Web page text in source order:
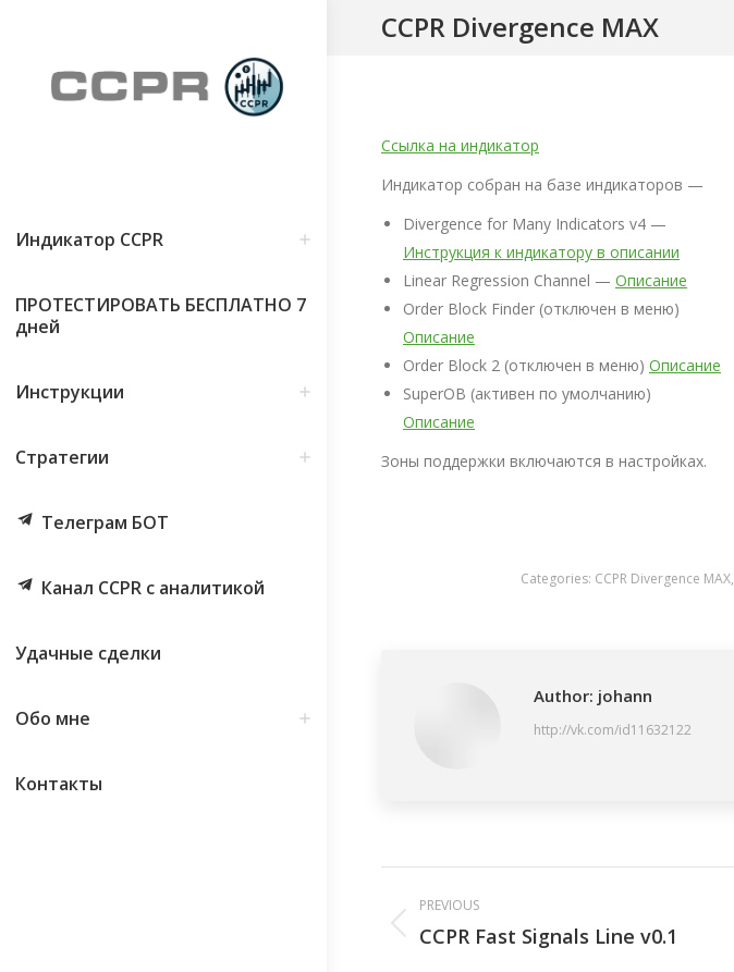
Индикатор CCPR
ПРОТЕСТИРОВАТЬ БЕСПЛАТНО 7
дней
Инструкции
Стратегии
Телеграм БОТ
Канал CCPR с аналитикой
Удачные сделки
Обо мне
Контакты
CCPR Divergence MAX
Ссылка на индикатор
Индикатор собран на базе индикаторов —
Divergence for Many Indicators v4 —
Инструкция к индикатору в описании
Linear Regression Channel — Описание
Order Block Finder (отключен в меню)
Описание
Order Block 2 (отключен в меню) Описание
SuperOB (активен по умолчанию)
Описание
Зоны поддержки включаются в настройках.
Categories: CCPR Divergence MAX,
Author: johann
http://vk.com/id11632122
Post
navigation
PREVIOUS
Previous
CCPR Fast Signals Line v0.1